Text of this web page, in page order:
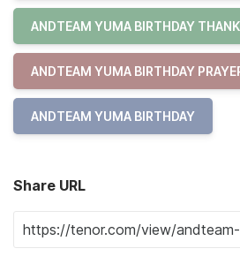
ANDTEAM YUMA BIRTHDAY
ANDTEAM YUMA BIRTHDAY
ANDTEAM YUMA BIRTHDAY
Share URL